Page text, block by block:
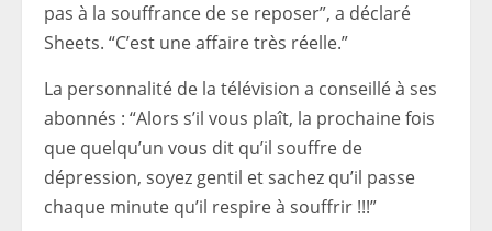
pas à la souffrance de se reposer”, a déclaré
Sheets. “C’est une affaire très réelle.”
La personnalité de la télévision a conseillé à ses
abonnés : “Alors s’il vous plaît, la prochaine fois
que quelqu’un vous dit qu’il souffre de
dépression, soyez gentil et sachez qu’il passe
chaque minute qu’il respire à souffrir !!!”